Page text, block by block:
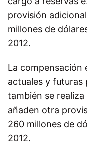
provisión
millones de
2012.
La compensación
actuales y futuras
también se
añaden otra
260 millones de
2012.